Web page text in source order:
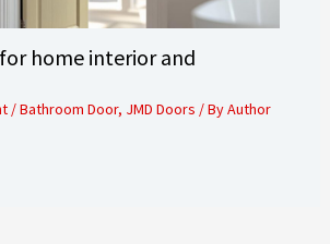
home interior and
/Bathroom Door, JMD Doors / ByAuthor